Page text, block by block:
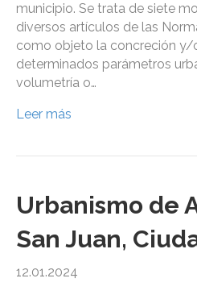
municipio. Se trata de siete
diversos artículos de las
como objeto la concreción y/
determinados parámetros
volumetría o…
Leer más
Urbanismo de
San Juan,
12.01.2024